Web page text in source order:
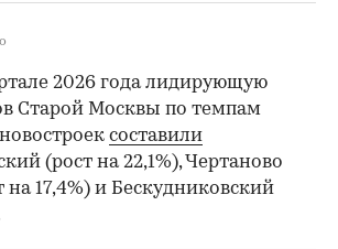
2026 года лидирующую
Старой Москвы по темпам
составили
(рост на 22,1%), Чертаново
на 17,4%) и Бескудниковский